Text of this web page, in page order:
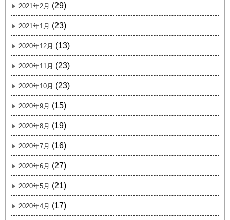
2021年2月 (29)
2021年1月 (23)
2020年12月 (13)
2020年11月 (23)
2020年10月 (23)
2020年9月 (15)
2020年8月 (19)
2020年7月 (16)
2020年6月 (27)
2020年5月 (21)
2020年4月 (17)